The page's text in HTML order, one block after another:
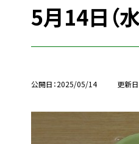
5月14日（
公開日 2025/05/14 更新日